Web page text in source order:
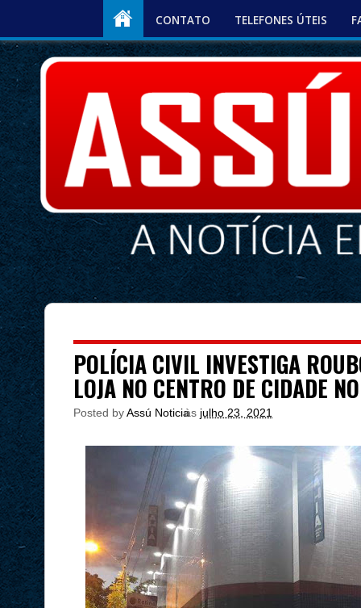
CONTATO TELEFONES ÚTEIS
POLÍCIA CIVIL INVESTIGA
LOJA NO CENTRO DE CIDADE
Posted byAssú Noticia
às julho 23, 2021